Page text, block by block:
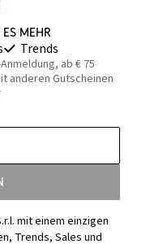
mehr
Trends
ab € 75
anderen Gutscheinen
mit einem einzigen
Trends, Sales und